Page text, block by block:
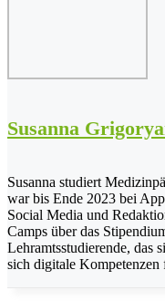
Susanna
Susanna studiert
war bis Ende 2023 bei
Social Media und
Camps über das
Lehramtsstudierende, das
sich digitale